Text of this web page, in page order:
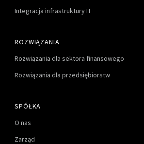
Integracja infrastruktury IT
ROZWIĄZANIA
Rozwiązania dla sektora finansowego
Rozwiązania dla przedsiębiorstw
SPÓŁKA
O nas
Zarząd